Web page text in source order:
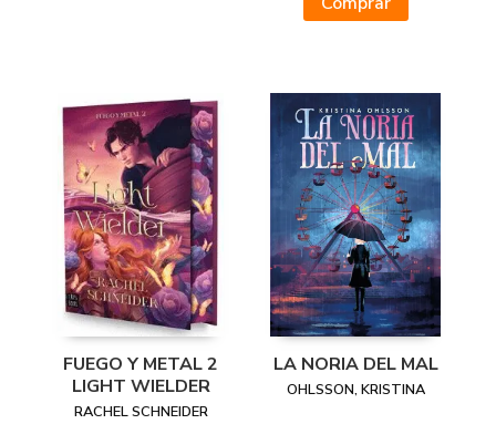
FUEGO Y METAL 2
LIGHT WIELDER
RACHEL SCHNEIDER
LA NORIA DEL MAL
OHLSSON, KRISTINA